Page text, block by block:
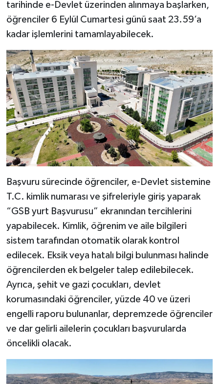
tarihinde e-Devlet üzerinden alınmaya başlarken,
öğrenciler 6 Eylül Cumartesi günü saat 23.59’a
kadar işlemlerini tamamlayabilecek.
Başvuru sürecinde öğrenciler, e-Devlet sistemine
T.C. kimlik numarası ve şifreleriyle giriş yaparak
“GSB yurt Başvurusu” ekranından tercihlerini
yapabilecek. Kimlik, öğrenim ve aile bilgileri
sistem tarafından otomatik olarak kontrol
edilecek. Eksik veya hatalı bilgi bulunması halinde
öğrencilerden ek belgeler talep edilebilecek.
Ayrıca, şehit ve gazi çocukları, devlet
korumasındaki öğrenciler, yüzde 40 ve üzeri
engelli raporu bulunanlar, depremzede öğrenciler
ve dar gelirli ailelerin çocukları başvurularda
öncelikli olacak.